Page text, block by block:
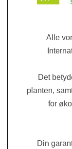
Alle
Det
planten,
for
Din